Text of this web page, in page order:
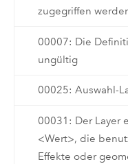
zugegriffen
00007: Die
ungültig
00025: Auswahl-
00031: Der Layer
<Wert>, die
Effekte oder